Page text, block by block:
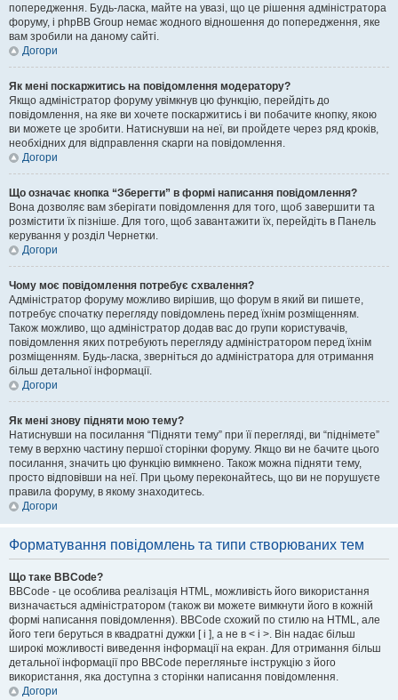
попередження. Будь-ласка, майте на увазі, що це рішення адміністратора
форуму, і phpBB Group немає жодного відношення до попередження, яке
вам зробили на даному сайті.
Догори
Як мені поскаржитись на повідомлення модератору?
Якщо адміністратор форуму увімкнув цю функцію, перейдіть до
повідомлення, на яке ви хочете поскаржитись і ви побачите кнопку, якою
ви можете це зробити. Натиснувши на неї, ви пройдете через ряд кроків,
необхідних для відправлення скарги на повідомлення.
Догори
Що означає кнопка “Зберегти” в формі написання повідомлення?
Вона дозволяє вам зберігати повідомлення для того, щоб завершити та
розмістити їх пізніше. Для того, щоб завантажити їх, перейдіть в Панель
керування у розділ Чернетки.
Догори
Чому моє повідомлення потребує схвалення?
Адміністратор форуму можливо вирішив, що форум в який ви пишете,
потребує спочатку перегляду повідомлень перед їхнім розміщенням.
Також можливо, що адміністратор додав вас до групи користувачів,
повідомлення яких потребують перегляду адміністратором перед їхнім
розміщенням. Будь-ласка, зверніться до адміністратора для отримання
більш детальної інформації.
Догори
Як мені знову підняти мою тему?
Натиснувши на посилання “Підняти тему” при її перегляді, ви “піднімете”
тему в верхню частину першої сторінки форуму. Якщо ви не бачите цього
посилання, значить цю функцію вимкнено. Також можна підняти тему,
просто відповівши на неї. При цьому переконайтесь, що ви не порушуєте
правила форуму, в якому знаходитесь.
Догори
Форматування повідомлень та типи створюваних тем
Що таке BBCode?
BBCode - це особлива реалізація HTML, можливість його використання
визначається адміністратором (також ви можете вимкнути його в кожній
формі написання повідомлення). BBCode схожий по стилю на HTML, але
його теги беруться в квадратні дужки [ і ], а не в < і >. Він надає більш
широкі можливості виведення інформації на екран. Для отримання більш
детальної інформації про BBCode перегляньте інструкцію з його
використання, яка доступна з сторінки написання повідомлення.
Догори